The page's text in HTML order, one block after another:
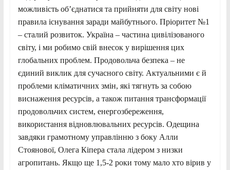
можливість об’єднатися та прийняти для світу нові
правила існування заради майбутнього. Пріоритет №1
– сталий розвиток. Україна – частина цивілізованого
світу, і ми робимо свій внесок у вирішення цих
глобальних проблем. Продовольча безпека – не
єдиний виклик для сучасного світу. Актуальними є й
проблеми кліматичних змін, які тягнуть за собою
виснаження ресурсів, а також питання трансформації
продовольчих систем, енергозбереження,
використання відновлювальних ресурсів. Одещина
завдяки грамотному управлінню з боку Алли
Стоянової, Олега Кіпера стала лідером з низки
агропитань. Якщо ще 1,5-2 роки тому мало хто вірив у